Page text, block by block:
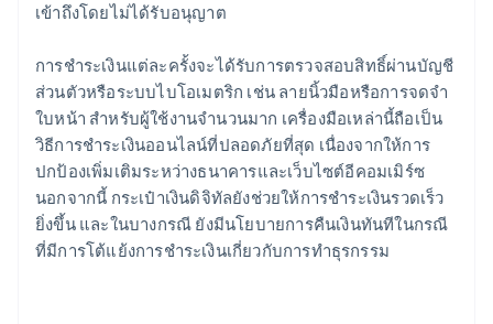
เข้าถึงโดยไม่ได้รับอนุญาต
การชำระเงินแต่ละครั้งจะได้รับการตรวจสอบสิทธิ์ผ่านบัญชี
ส่วนตัวหรือระบบไบโอเมตริก เช่น ลายนิ้วมือหรือการจดจำ
ใบหน้า สำหรับผู้ใช้งานจำนวนมาก เครื่องมือเหล่านี้ถือเป็น
วิธีการชำระเงินออนไลน์ที่ปลอดภัยที่สุด เนื่องจากให้การ
ปกป้องเพิ่มเติมระหว่างธนาคารและเว็บไซต์อีคอมเมิร์ซ
นอกจากนี้ กระเป๋าเงินดิจิทัลยังช่วยให้การชำระเงินรวดเร็ว
ยิ่งขึ้น และในบางกรณี ยังมีนโยบายการคืนเงินทันทีในกรณี
ที่มีการโต้แย้งการชำระเงินเกี่ยวกับการทำธุรกรรม